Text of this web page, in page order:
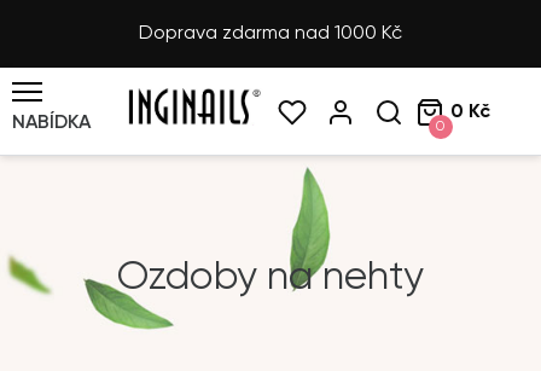
Doprava zdarma nad 1000 Kč
NABÍDKA 0
0 Kč
Ozdoby na nehty